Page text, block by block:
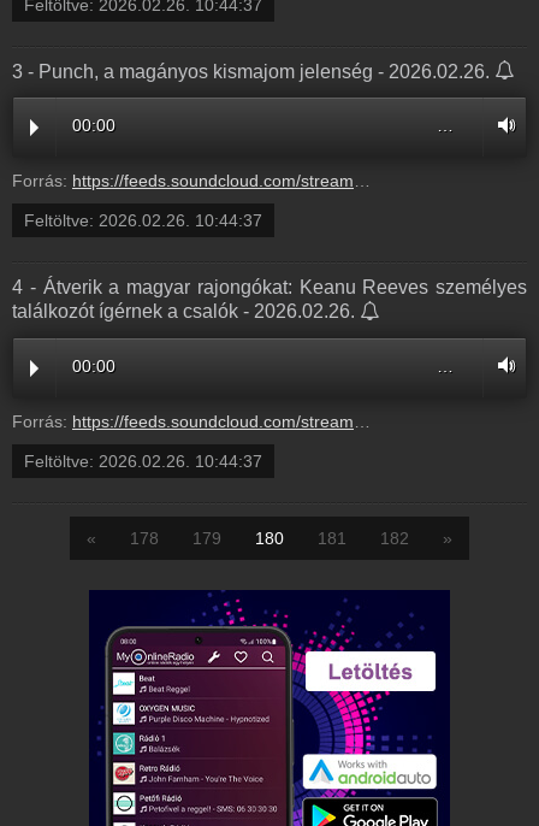
Feltöltve: 2026.02.26. 10:44:37
3 - Punch, a magányos kismajom jelenség - 2026.02.26.
00:00 …
Forrás: https://feeds.soundcloud.com/stream/2273654768-balazsek-3-punch-a-maganyos-kismajom-jelenseg-3.mp3
Feltöltve: 2026.02.26. 10:44:37
4 - Átverik a magyar rajongókat: Keanu Reeves személyes
találkozót ígérnek a csalók - 2026.02.26.
00:00
Forrás: https://feeds.soundcloud.com/stream/2273654765-balazsek-4-atverik-a-magyar-rajongokat-keanu-reeves-szemelyes-talalkozot-igernek-a-csalok-4.mp3
Feltöltve: 2026.02.26. 10:44:37
« 178 179 180 181 182 »